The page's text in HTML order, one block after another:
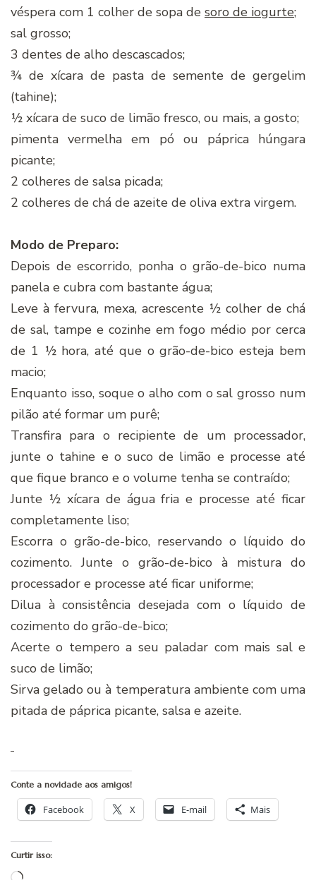
véspera com 1 colher de sopa de soro de iogurte;
sal grosso;
3 dentes de alho descascados;
¾ de xí­cara de pasta de semente de gergelim
(tahine);
½ xí­cara de suco de limão fresco, ou mais, a gosto;
pimenta vermelha em pó ou páprica húngara
picante;
2 colheres de salsa picada;
2 colheres de chá de azeite de oliva extra virgem.
Modo de Preparo:
Depois de escorrido, ponha o grão-de-bico numa
panela e cubra com bastante água;
Leve à fervura, mexa, acrescente ½ colher de chá
de sal, tampe e cozinhe em fogo médio por cerca
de 1 ½ hora, até que o grão-de-bico esteja bem
macio;
Enquanto isso, soque o alho com o sal grosso num
pilão até formar um purê;
Transfira para o recipiente de um processador,
junte o tahine e o suco de limão e processe até
que fique branco e o volume tenha se contraí­do;
Junte ½ xí­cara de água fria e processe até ficar
completamente liso;
Escorra o grão-de-bico, reservando o lí­quido do
cozimento. Junte o grão-de-bico à mistura do
processador e processe até ficar uniforme;
Dilua à consistência desejada com o lí­quido de
cozimento do grão-de-bico;
Acerte o tempero a seu paladar com mais sal e
suco de limão;
Sirva gelado ou à temperatura ambiente com uma
pitada de páprica picante, salsa e azeite.
Conte a novidade aos amigos!
Facebook X E-mail Mais
Curtir isso: